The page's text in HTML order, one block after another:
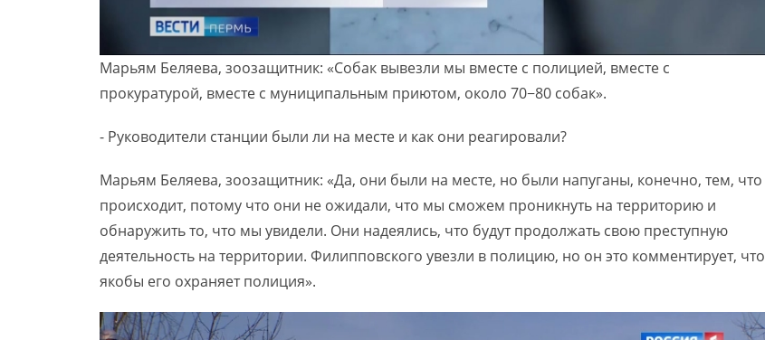
Марьям Беляева, зоозащитник: «Собак вывезли мы вместе с полицией, вместе с
прокуратурой, вместе с муниципальным приютом, около 70−80 собак».
- Руководители станции были ли на месте и как они реагировали?
Марьям Беляева, зоозащитник: «Да, они были на месте, но были напуганы, конечно, тем, что
происходит, потому что они не ожидали, что мы сможем проникнуть на территорию и
обнаружить то, что мы увидели. Они надеялись, что будут продолжать свою преступную
деятельность на территории. Филипповского увезли в полицию, но он это комментирует, что
якобы его охраняет полиция».